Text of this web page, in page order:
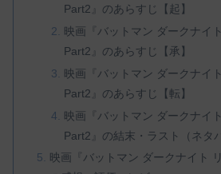
Part2』のあらすじ【起】
映画『バットマン ダークナイ
Part2』のあらすじ【承】
映画『バットマン ダークナイ
Part2』のあらすじ【転】
映画『バットマン ダークナイ
Part2』の結末・ラスト（ネタ
映画『バットマン ダークナイト